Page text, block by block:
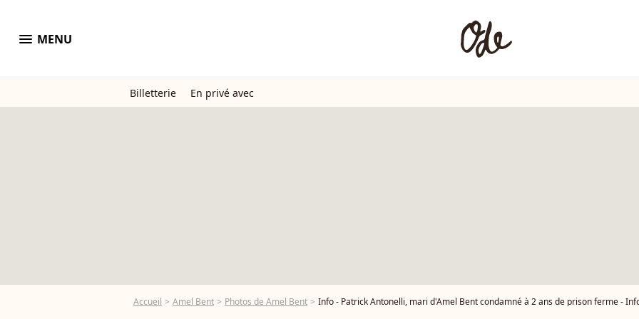
menu MENU
Billetterie En privé avec
Accueil Amel Bent Photos de Amel Bent Info - Patrick Antonelli, mari d'Amel Bent condamné à 2 ans de prison ferme - Info - "The Voice" renouvelle entièrement ses coachs - Exclusif - Amel Bent - Enregistrement de l'émission "Vivement Dimanche